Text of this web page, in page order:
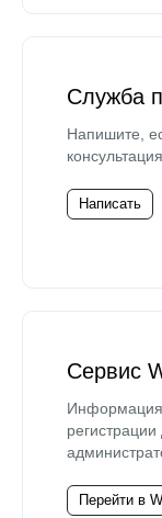
Служба
Напишите,
Написать
Сервис
Информация
Перейти в